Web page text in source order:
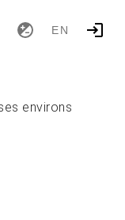
EN
environs